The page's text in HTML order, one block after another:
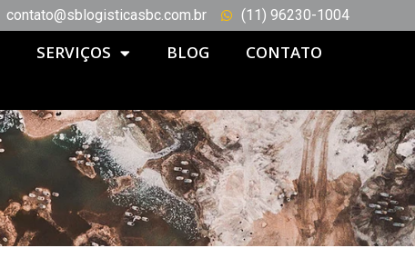
contato@sblogisticasbc.com.br (11) 96230-1004
SERVIÇOS BLOG CONTATO